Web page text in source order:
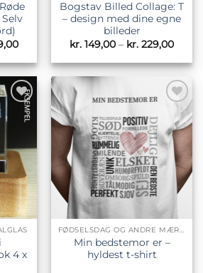
Prisinterval:
til
kr. 299,00
Bogstav Billed Collage: T
– design med dine egne
billeder
kr. 149,00 – kr. 229,00
til
kr.
til
4 x
ønskeliste
FØDSELSDAG OG ANDRE MÆRKEDAGE
Min bedstemor er –
hyldest t-shirt